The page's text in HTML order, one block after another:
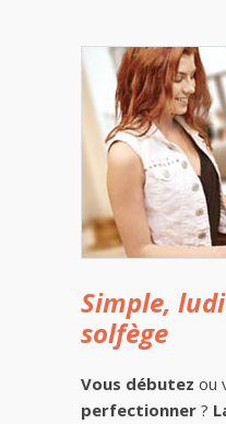
Simple,
solfège
Vous débutez ou
perfectionner ?